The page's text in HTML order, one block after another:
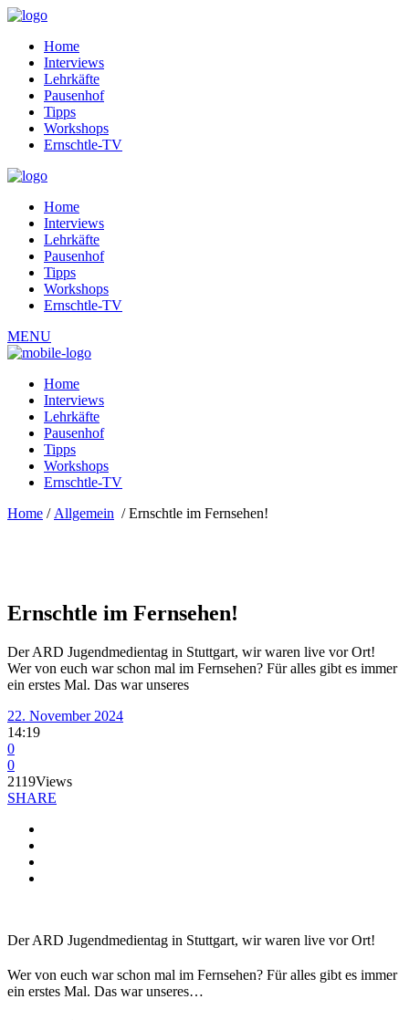
Home
Interviews
Lehrkäfte
Pausenhof
Tipps
Workshops
Ernschtle-TV
Home
Interviews
Lehrkäfte
Pausenhof
Tipps
Workshops
Ernschtle-TV
MENU
Home
Interviews
Lehrkäfte
Pausenhof
Tipps
Workshops
Ernschtle-TV
Home / Allgemein /Ernschtle im Fernsehen!
Ernschtle im Fernsehen!
Der ARD Jugendmedientag in Stuttgart, wir waren live vor Ort!
Wer von euch war schon mal im Fernsehen? Für alles gibt es immer
ein erstes Mal. Das war unseres
22. November 2024
14:19
0
0
2119Views
SHARE
Der ARD Jugendmedientag in Stuttgart, wir waren live vor Ort!
Wer von euch war schon mal im Fernsehen? Für alles gibt es immer
ein erstes Mal. Das war unseres…